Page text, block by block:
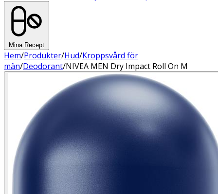
Mina Recept
Hem/Produkter/Hud/Kroppsvård för
män/Deodorant/NIVEA MEN Dry Impact Roll On M